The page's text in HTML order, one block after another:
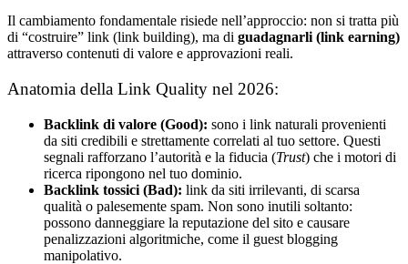
Il cambiamento fondamentale risiede nell’approccio: non si tratta più
di “costruire” link (link building), ma di guadagnarli (link earning)
attraverso contenuti di valore e approvazioni reali.
Anatomia della Link Quality nel 2026:
Backlink di valore (Good): sono i link naturali provenienti
da siti credibili e strettamente correlati al tuo settore. Questi
segnali rafforzano l’autorità e la fiducia (Trust) che i motori di
ricerca ripongono nel tuo dominio.
Backlink tossici (Bad): link da siti irrilevanti, di scarsa
qualità o palesemente spam. Non sono inutili soltanto:
possono danneggiare la reputazione del sito e causare
penalizzazioni algoritmiche, come il guest blogging
manipolativo.